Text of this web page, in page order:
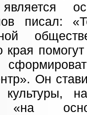
писал:
края
Он
культуры,
«на